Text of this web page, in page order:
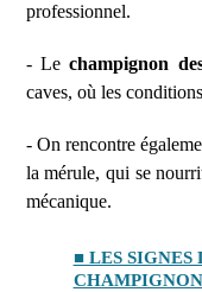
professionnel.
- Lechampignon
caves, où les
- On rencontre
la mérule, qui se
mécanique.
■ LES SIGNES